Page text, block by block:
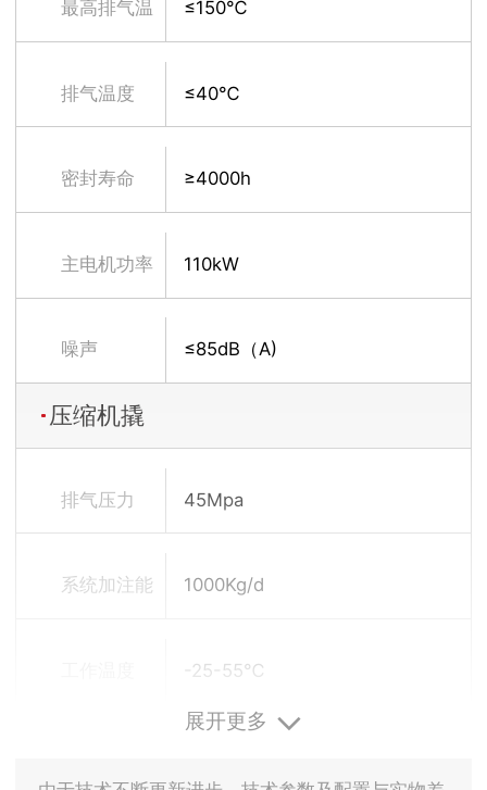
最高排气温 ≤150℃
排气温度 ≤40℃
密封寿命 ≥4000h
主电机功率 110kW
噪声 ≤85dB（A)
压缩机撬
排气压力 45Mpa
系统加注能 1000Kg/d
-25-55℃
展开更多